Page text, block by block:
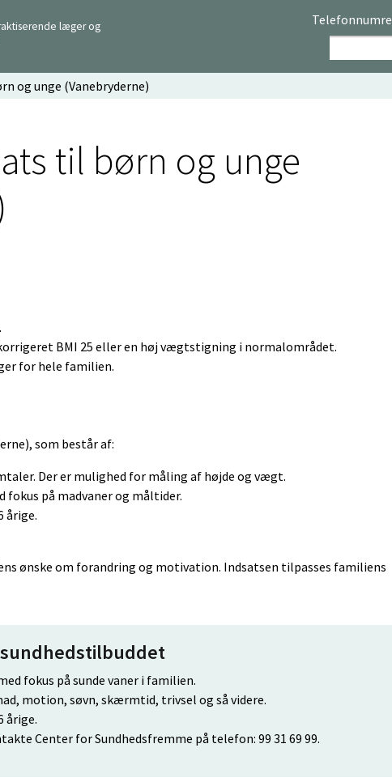
læger og
Telefonnumre
og unge (Vanebryderne)
til børn og unge
BMI 25 eller en høj vægtstigning i normalområdet.
for hele familien.
som består af:
Der er mulighed for måling af højde og vægt.
på madvaner og måltider.
årige.
ønske om forandring og motivation. Indsatsen tilpasses familiens
fokus på sunde vaner i familien.
motion, søvn, skærmtid, trivsel og så videre.
årige.
Center for Sundhedsfremme på telefon: 99 31 69 99.